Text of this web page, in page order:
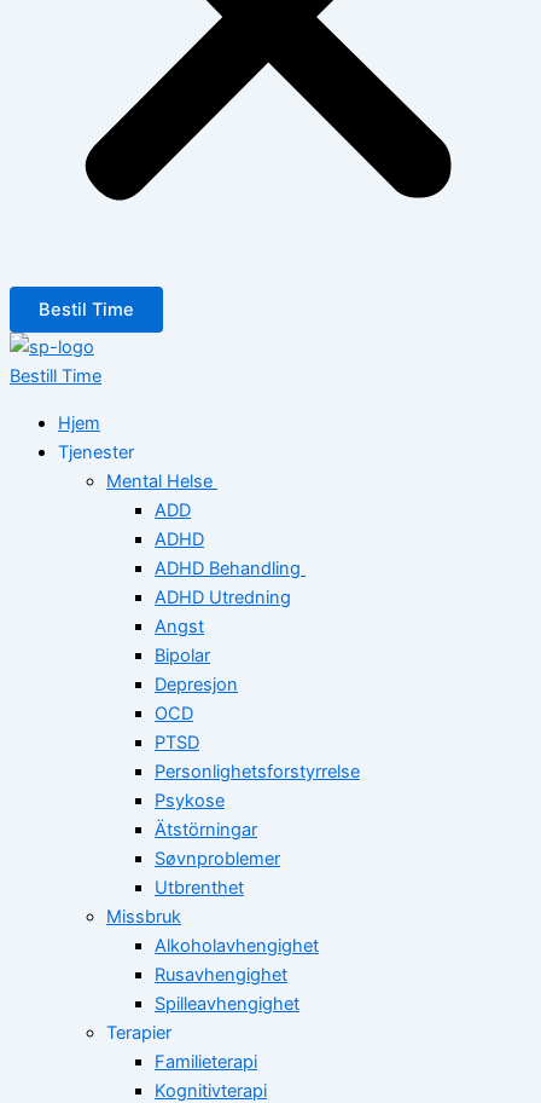
Bestil Time
Bestill Time
Hjem
Tjenester
Mental Helse
ADD
ADHD
ADHD Behandling
ADHD Utredning
Angst
Bipolar
Depresjon
OCD
PTSD
Personlighetsforstyrrelse
Psykose
Ätstörningar
Søvnproblemer
Utbrenthet
Missbruk
Alkoholavhengighet
Rusavhengighet
Spilleavhengighet
Terapier
Familieterapi
Kognitivterapi